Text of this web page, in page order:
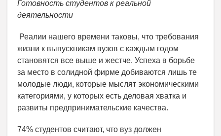
Готовность студентов к реальной
деятельности
Реалии нашего времени таковы, что требования
жизни к выпускникам вузов с каждым годом
становятся все выше и жестче. Успеха в борьбе
за место в солидной фирме добиваются лишь те
молодые люди, которые мыслят экономическими
категориями, у которых есть деловая хватка и
развиты предпринимательские качества.
74% студентов считают, что вуз должен